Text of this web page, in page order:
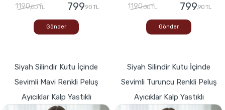
1190,00 TL 799,90 TL
Gönder
1190,00 TL 799,90 TL
Gönder
Siyah Silindir Kutu İçinde
Sevimli Mavi Renkli Peluş
Ayıcıklar Kalp Yastıklı
Siyah Silindir Kutu İçinde
Sevimli Turuncu Renkli Peluş
Ayıcıklar Kalp Yastıklı